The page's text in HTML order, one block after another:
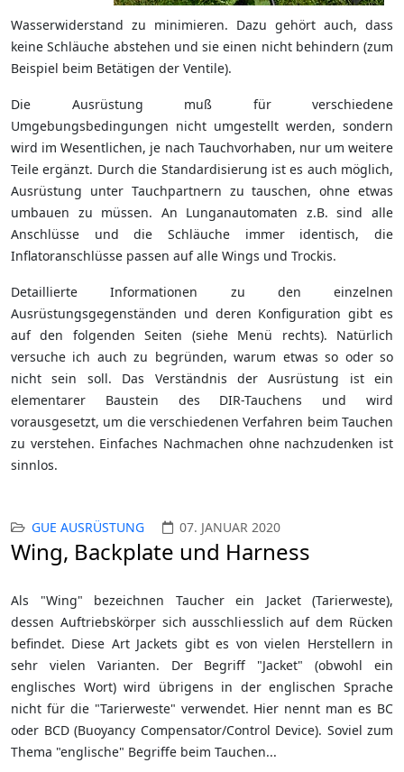
Wasserwiderstand zu minimieren. Dazu gehört auch, dass
keine Schläuche abstehen und sie einen nicht behindern (zum
Beispiel beim Betätigen der Ventile).
Die Ausrüstung muß für verschiedene
Umgebungsbedingungen nicht umgestellt werden, sondern
wird im Wesentlichen, je nach Tauchvorhaben, nur um weitere
Teile ergänzt. Durch die Standardisierung ist es auch möglich,
Ausrüstung unter Tauchpartnern zu tauschen, ohne etwas
umbauen zu müssen. An Lunganautomaten z.B. sind alle
Anschlüsse und die Schläuche immer identisch, die
Inflatoranschlüsse passen auf alle Wings und Trockis.
Detaillierte Informationen zu den einzelnen
Ausrüstungsgegenständen und deren Konfiguration gibt es
auf den folgenden Seiten (siehe Menü rechts). Natürlich
versuche ich auch zu begründen, warum etwas so oder so
nicht sein soll. Das Verständnis der Ausrüstung ist ein
elementarer Baustein des DIR-Tauchens und wird
vorausgesetzt, um die verschiedenen Verfahren beim Tauchen
zu verstehen. Einfaches Nachmachen ohne nachzudenken ist
sinnlos.
GUE AUSRÜSTUNG 07. JANUAR 2020
Wing, Backplate und Harness
Als "Wing" bezeichnen Taucher ein Jacket (Tarierweste),
dessen Auftriebskörper sich ausschliesslich auf dem Rücken
befindet. Diese Art Jackets gibt es von vielen Herstellern in
sehr vielen Varianten. Der Begriff "Jacket" (obwohl ein
englisches Wort) wird übrigens in der englischen Sprache
nicht für die "Tarierweste" verwendet. Hier nennt man es BC
oder BCD (Buoyancy Compensator/Control Device). Soviel zum
Thema "englische" Begriffe beim Tauchen...